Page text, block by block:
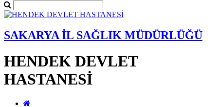
SAKARYA İL SAĞLIK MÜDÜRLÜĞÜ
HENDEK DEVLET
HASTANESİ